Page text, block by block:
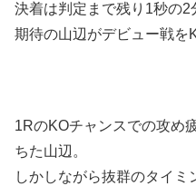
決着は判定まで残り1秒の2
期待の山辺がデビュー戦を
1RのKOチャンスでの攻め
ちた山辺。
しかしながら抜群のタイ